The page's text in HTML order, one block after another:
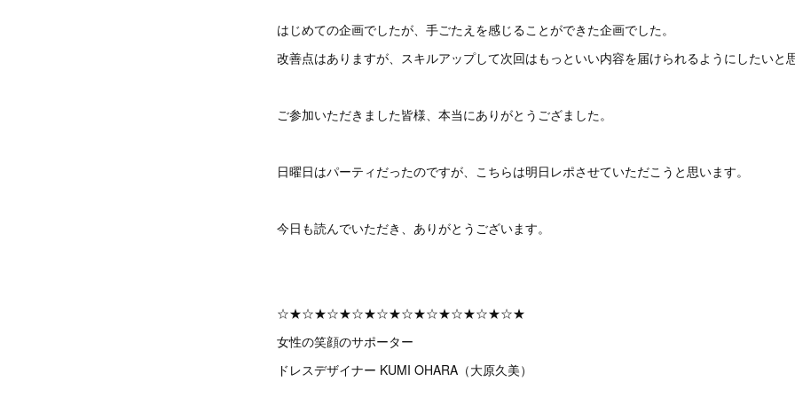
はじめての企画でしたが、手ごたえを感じることができた企画でした。
改善点はありますが、スキルアップして次回はもっといい内容を届けられるようにしたいと
ご参加いただきました皆様、本当にありがとうござました。
日曜日はパーティだったのですが、こちらは明日レポさせていただこうと思います。
今日も読んでいただき、ありがとうございます。
☆★☆★☆★☆★☆★☆★☆★☆★☆★☆★
女性の笑顔のサポーター
ドレスデザイナー KUMI OHARA（大原久美）